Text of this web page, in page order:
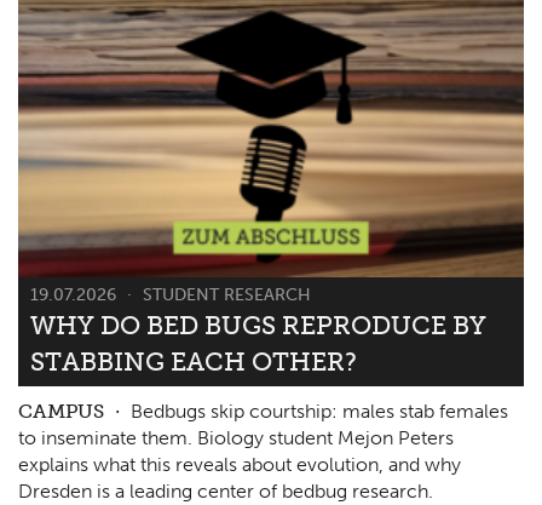
19.07.2026 STUDENT RESEARCH
WHY DO BED BUGS REPRODUCE BY
STABBING EACH OTHER?
CAMPUS
Bedbugs skip courtship: males stab females
to inseminate them. Biology student Mejon Peters
explains what this reveals about evolution, and why
Dresden is a leading center of bedbug research.